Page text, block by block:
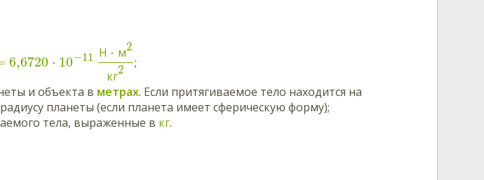
6,6720 ⋅ 10−11 Н ⋅ м2
кг2
;
и объекта в метрах. Если притягиваемое тело находится на
планеты (если планета имеет сферическую форму);
тела, выраженные в кг.